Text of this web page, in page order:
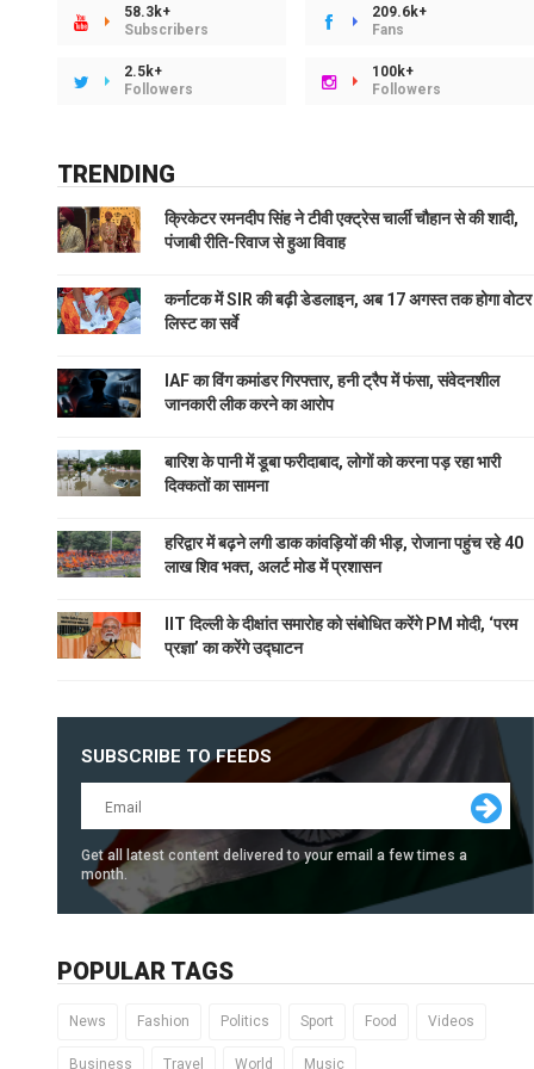
58.3k+
Subscribers
209.6k+
Fans
2.5k+
Followers
100k+
Followers
TRENDING
क्रिकेटर रमनदीप सिंह ने टीवी एक्ट्रेस चार्ली चौहान से की शादी,
पंजाबी रीति-रिवाज से हुआ विवाह
कर्नाटक में SIR की बढ़ी डेडलाइन, अब 17 अगस्त तक होगा वोटर
लिस्ट का सर्वे
IAF का विंग कमांडर गिरफ्तार, हनी ट्रैप में फंसा, संवेदनशील
जानकारी लीक करने का आरोप
बारिश के पानी में डूबा फरीदाबाद, लोगों को करना पड़ रहा भारी
दिक्कतों का सामना
हरिद्वार में बढ़ने लगी डाक कांवड़ियों की भीड़, रोजाना पहुंच रहे 40
लाख शिव भक्त, अलर्ट मोड में प्रशासन
IIT दिल्ली के दीक्षांत समारोह को संबोधित करेंगे PM मोदी, ‘परम
प्रज्ञा’ का करेंगे उद्घाटन
SUBSCRIBE TO FEEDS
Get all latest content delivered to your email a few times a
month.
POPULAR TAGS
News Fashion Politics Sport Food Videos
Business Travel World Music